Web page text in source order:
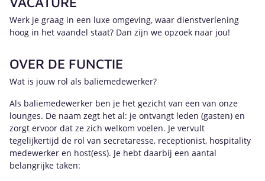
Werk je graag in een luxe omgeving, waar dienstverlening
hoog in het vaandel staat? Dan zijn we opzoek naar jou!
OVER DE FUNCTIE
Wat is jouw rol als baliemedewerker?
Als baliemedewerker ben je het gezicht van een van onze
lounges. De naam zegt het al: je ontvangt leden (gasten) en
zorgt ervoor dat ze zich welkom voelen. Je vervult
tegelijkertijd de rol van secretaresse, receptionist, hospitality
medewerker en host(ess). Je hebt daarbij een aantal
belangrijke taken: